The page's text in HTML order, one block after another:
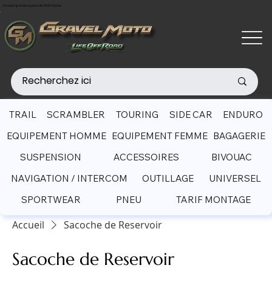
Livraison gratuite à partir de 200€ d'achat
Accueil Sacoche de Reservoir
Sacoche de Reservoir
TRAIL SCRAMBLER TOURING SIDE CAR
ENDURO
EQUIPEMENT HOMME EQUIPEMENT FEMME BAGAGERIE
SUSPENSION
ACCESSOIRES
BIVOUAC
NAVIGATION / INTERCOM
OUTILLAGE
UNIVERSEL
SPORTWEAR
PNEU TARIF MONTAGE